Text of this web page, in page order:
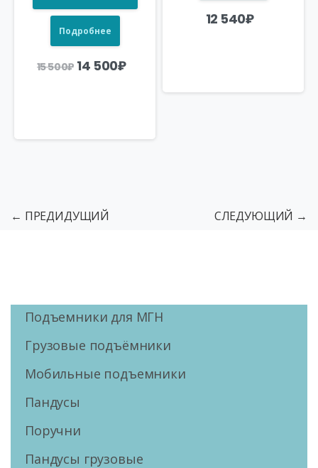
Подробнее
15 500₽ Первоначальная
цена
14 500₽Текущая
12 540₽
← ПРЕДИДУЩИЙ СЛЕДУЮЩИЙ →
Подъемники для МГН
Грузовые подъёмники
Мобильные подъемники
Пандусы
Поручни
Пандусы грузовые